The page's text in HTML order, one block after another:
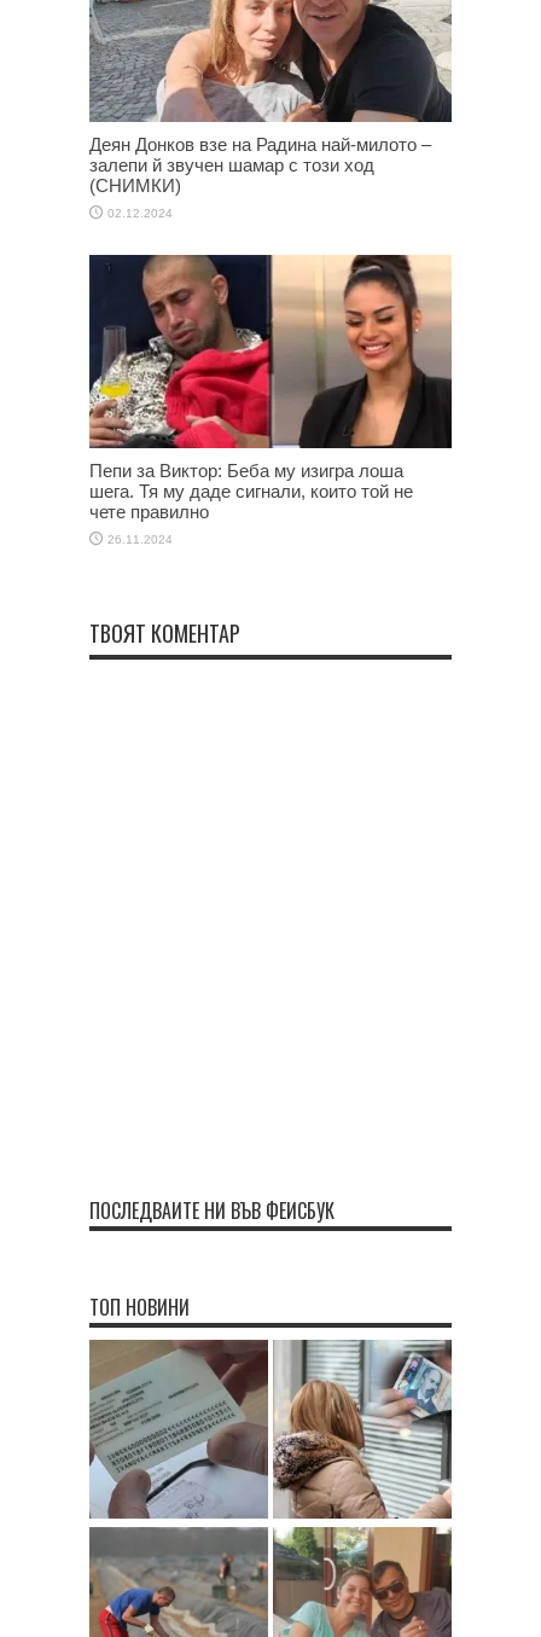
Деян Донков взе на Радина най-милото –
залепи й звучен шамар с този ход
(СНИМКИ)
02.12.2024
Пепи за Виктор: Беба му изигра лоша
шега. Тя му даде сигнали, които той не
чете правилно
26.11.2024
ТВОЯТ КОМЕНТАР
ПОСЛЕДВАЙТЕ НИ ВЪВ ФЕЙСБУК
ТОП НОВИНИ